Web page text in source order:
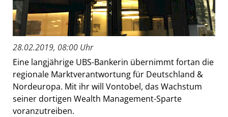
28.02.2019, 08:00 Uhr
Eine langjährige UBS-Bankerin übernimmt fortan die
regionale Marktverantwortung für Deutschland &
Nordeuropa. Mit ihr will Vontobel, das Wachstum
seiner dortigen Wealth Management-Sparte
voranzutreiben.